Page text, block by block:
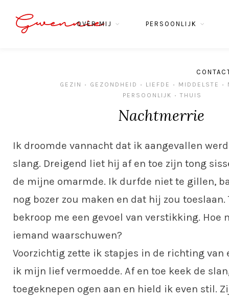
Gwennie
OVER MIJ PERSOONLIJK
GEZIN • GEZONDHEID • LIEFDE • MIDDELSTE •
PERSOONLIJK
• THUIS
Nachtmerrie
Ik droomde vannacht dat ik aangevallen
slang. Dreigend liet hij af en toe zijn tong
de mijne omarmde. Ik durfde niet te gillen,
nog bozer zou maken en dat hij zou
bekroop me een gevoel van verstikking. Hoe
iemand waarschuwen?
Voorzichtig zette ik stapjes in de richting van
ik mijn lief vermoedde. Af en toe keek de
toegeknepen ogen aan en hield ik even stil.